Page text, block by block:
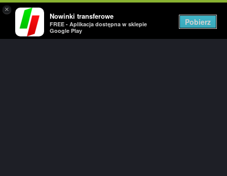
×
Nowinki transferowe
FREE - Aplikacja dostępna w sklepie
Google Play
Pobierz